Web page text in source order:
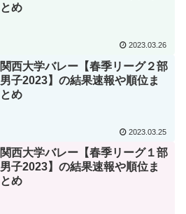
とめ
2023.03.26
関西大学バレー【春季リーグ２部
男子2023】の結果速報や順位ま
とめ
2023.03.25
関西大学バレー【春季リーグ１部
男子2023】の結果速報や順位ま
とめ